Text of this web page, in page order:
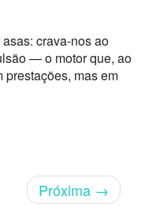
crava-nos ao
— o motor que, ao
prestações, mas em
Próxima →